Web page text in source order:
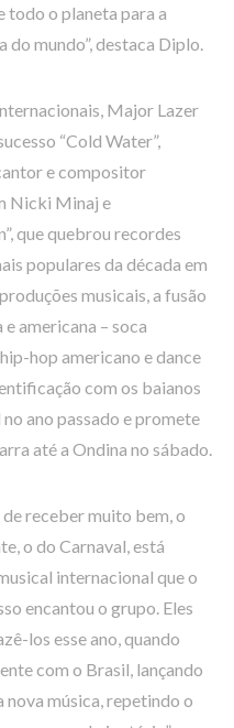
todo o planeta para a
mundo”, destaca Diplo.
Major Lazer
“Cold Water”,
e compositor
Nicki Minaj e
que quebrou recordes
populares da década em
musicais, a fusão
americana – soca
hop americano e dance
com os baianos
ano passado e promete
até a Ondina no sábado.
receber muito bem, o
o do Carnaval, está
internacional que o
encantou o grupo. Eles
los esse ano, quando
com o Brasil, lançando
música, repetindo o